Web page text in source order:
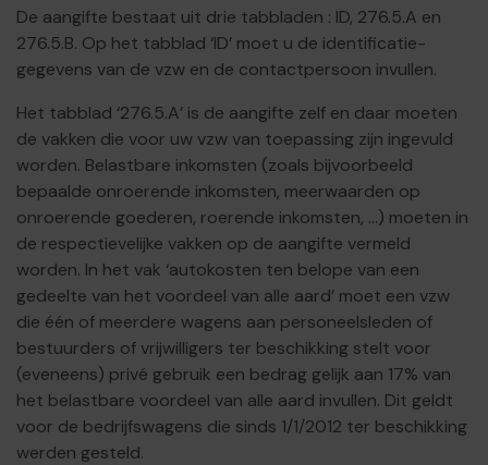
De aangifte bestaat uit drie tabbladen : ID, 276.5.A en
276.5.B. Op het tabblad ‘ID’ moet u de identificatie-
gegevens van de vzw en de contactpersoon invullen.
Het tabblad ‘276.5.A’ is de aangifte zelf en daar moeten
de vakken die voor uw vzw van toepassing zijn ingevuld
worden. Belastbare inkomsten (zoals bijvoorbeeld
bepaalde onroerende inkomsten, meerwaarden op
onroerende goederen, roerende inkomsten, ...) moeten in
de respectievelijke vakken op de aangifte vermeld
worden. In het vak ‘autokosten ten belope van een
gedeelte van het voordeel van alle aard’ moet een vzw
die één of meerdere wagens aan personeelsleden of
bestuurders of vrijwilligers ter beschikking stelt voor
(eveneens) privé gebruik een bedrag gelijk aan 17% van
het belastbare voordeel van alle aard invullen. Dit geldt
voor de bedrijfswagens die sinds 1/1/2012 ter beschikking
werden gesteld.